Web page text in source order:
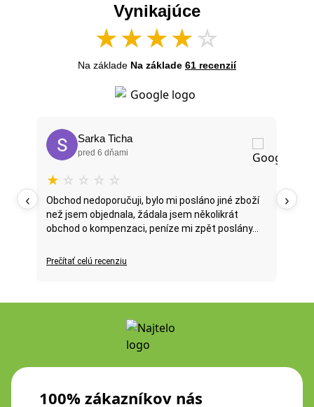
Vynikajúce
★★★★☆
Na základe Na základe 61 recenzií
Sarka Ticha
pred 6 dňami
★ ☆ ☆ ☆ ☆
Obchod nedoporučuji, bylo mi posláno jiné zboží
než jsem objednala, žádala jsem několikrát
obchod o kompenzaci, peníze mi zpět poslány...
Prečítať celú recenziu
‹ ›
100% zákazníkov nás